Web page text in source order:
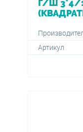
Г/Ш 3*4/
Артикул